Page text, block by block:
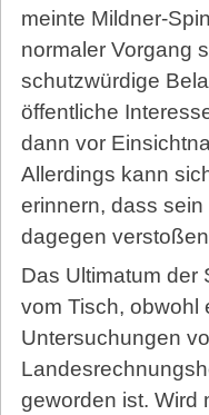
meinte Mildner-
normaler Vorgang
schutzwürdige
öffentliche
dann vor
Allerdings kann
erinnern, dass
dagegen
Das Ultimatum der
vom Tisch, obwohl
Untersuchungen
geworden ist. Wird